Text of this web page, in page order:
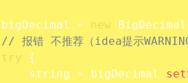
	bigDecimal
= new BigDecimal
// 报错 不推荐（idea提示WARNING
try
{
		string
= bigDecimal .